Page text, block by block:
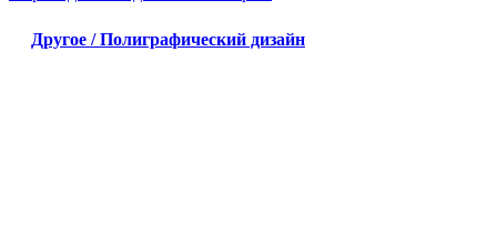
Другое / Полиграфический дизайн